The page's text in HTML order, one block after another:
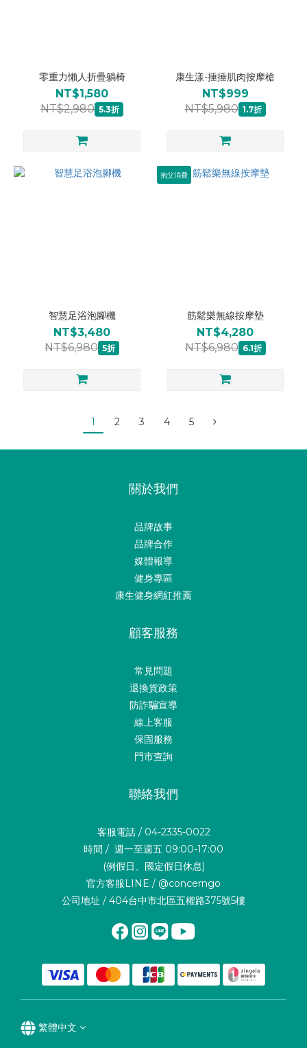
零重力懶人折疊躺椅
NT$1,580
NT$2,980 5.3折
康生漾-捶捶肌肉按摩槍
NT$999
NT$5,980 1.7折
智慧足浴泡腳機
NT$3,480
NT$6,980 5折
抱父消費
筋鬆樂無線按摩墊
NT$4,280
NT$6,980 6.1折
1 2 3 4 5
關於我們
品牌故事
品牌合作
媒體報導
健身專區
康生健身網紅推薦
顧客服務
常見問題
退換貨政策
防詐騙宣導
線上客服
保固服務
門市查詢
聯絡我們
客服電話 / 04-2335-0022
時間 / 週一至週五 09:00-17:00
(例假日、國定假日休息)
官方客服LINE / @concerngo
公司地址 / 404台中市北區五權路375號5樓
繁體中文